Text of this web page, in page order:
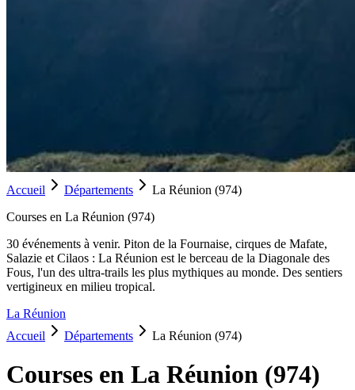
Accueil Départements La Réunion (974)
Courses en La Réunion (974)
30 événements à venir. Piton de la Fournaise, cirques de Mafate,
Salazie et Cilaos : La Réunion est le berceau de la Diagonale des
Fous, l'un des ultra-trails les plus mythiques au monde. Des sentiers
vertigineux en milieu tropical.
La Réunion
Accueil
Départements La Réunion (974)
Courses en La Réunion (974)